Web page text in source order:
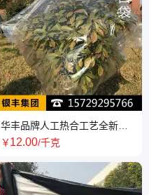
华丰品牌人工热合工艺全新料
白色食品级平口袋定制尺寸包
￥12.00/千克